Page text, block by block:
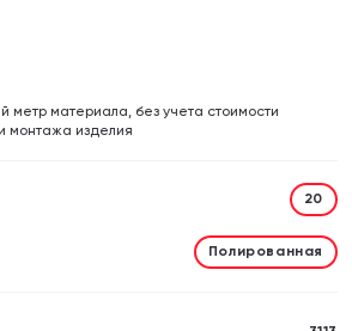
метр материала, без учета стоимости
монтажа изделия
20
Полированная